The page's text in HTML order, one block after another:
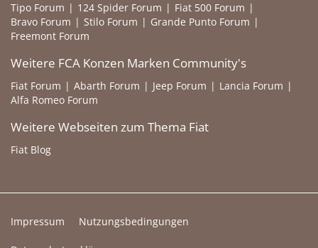
Tipo Forum 124 Spider Forum
Fiat 500 Forum
Bravo Forum
Stilo Forum
Grande Punto Forum
Freemont Forum
Weitere FCA Konzen Marken Community's
Fiat Forum Abarth Forum Jeep Forum
Lancia Forum
Alfa Romeo Forum
Weitere Webseiten zum Thema Fiat
Fiat Blog
Impressum Nutzungsbedingungen